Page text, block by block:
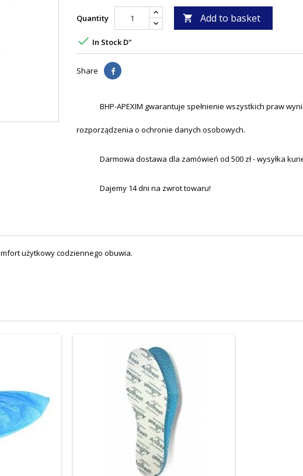
Quantity  Add to basket
 In Stock D"
Share
BHP-APEXIM gwarantuje spełnienie wszystkich praw
rozporządzenia o ochronie danych osobowych.
Darmowa dostawa dla zamówień od 500 zł - wysyłka
Dajemy 14 dni na zwrot towaru!
użytkowy codziennego obuwia.